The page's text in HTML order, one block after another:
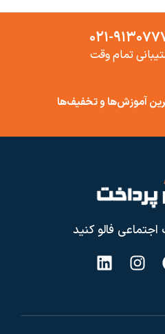
۹۱۳۰۷۷۷۷
تمام وقت
آموزش‌ها و تخفیف‌ها
فالو کنید